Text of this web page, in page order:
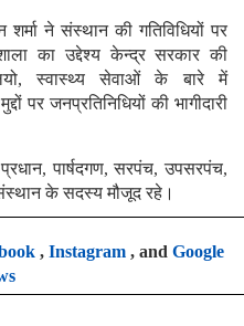
ने संस्थान की गतिविधियों पर
का उद्देश्य केन्द्र सरकार की
स्वास्थ्य सेवाओं के बारे में
पर जनप्रतिनिधियों की भागीदारी
पार्षदगण, सरपंच, उपसरपंच,
के सदस्य मौजूद रहे।
, Instagram, and Google